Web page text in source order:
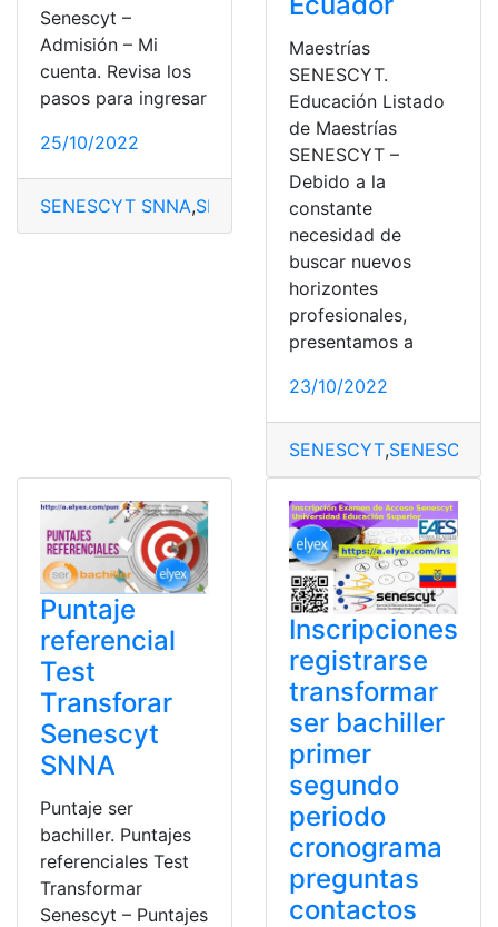
Senescyt –
Admisión – Mi
cuenta. Revisa los
pasos para ingresar
25/10/2022
SENESCYT SNNA,SNNA
Maestrías
SENESCYT.
Educación Listado
de Maestrías
SENESCYT –
Debido a la
constante
necesidad de
buscar nuevos
horizontes
profesionales,
presentamos a
23/10/2022
SENESCYT,SENESCYT
Puntaje
referencial
Test
Transforar
Senescyt
SNNA
Puntaje ser
bachiller. Puntajes
referenciales Test
Transformar
Senescyt – Puntajes
Inscripciones
registrarse
transformar
ser bachiller
primer
segundo
periodo
cronograma
preguntas
contactos